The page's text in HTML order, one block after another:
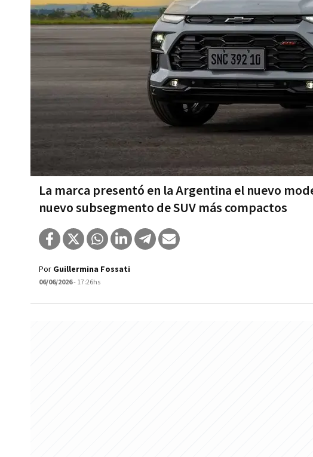
La marca presentó en la Argentina el nuevo
nuevo subsegmento de SUV más compactos
Por Guillermina Fossati
06/06/2026- 17:26hs